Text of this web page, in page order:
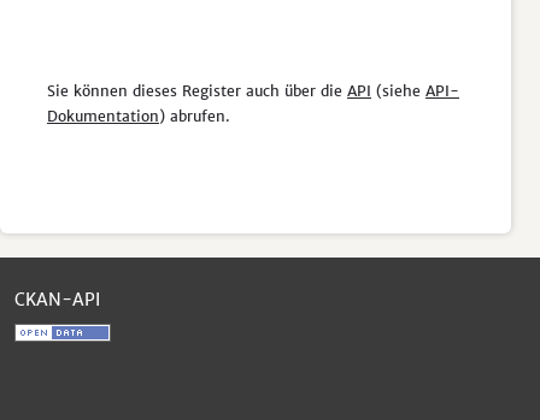
Sie können dieses Register auch über die API (siehe API-
Dokumentation) abrufen.
CKAN-API